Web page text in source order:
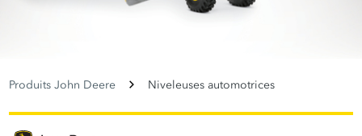
Produits John Deere Niveleuses automotrices